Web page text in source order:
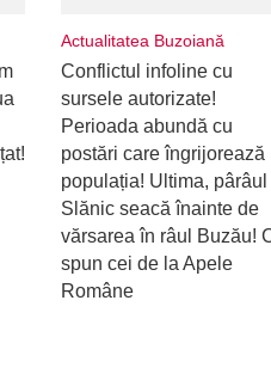
Actualitatea Buzoiană
Conflictul infoline cu
sursele autorizate!
Perioada abundă cu
postări care îngrijorează
populația! Ultima, pârâul
Slănic seacă înainte de
vărsarea în râul Buzău!
spun cei de la Apele
Române